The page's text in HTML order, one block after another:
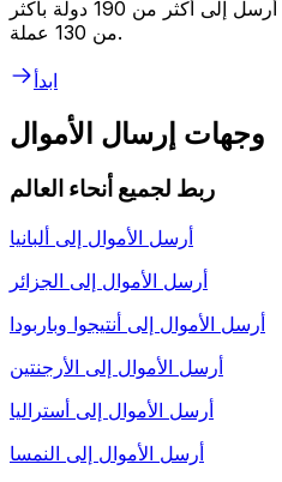
عملية نقل في الوقت الفعلي. أرسل إلى أكثر من 190 دولة بأكثر
من 130 عملة.
ابدأ
وجهات إرسال الأموال
ربط لجميع أنحاء العالم
أرسل الأموال إلى ألبانيا
أرسل الأموال إلى الجزائر
أرسل الأموال إلى أنتيجوا وباربودا
أرسل الأموال إلى الأرجنتين
أرسل الأموال إلى أستراليا
أرسل الأموال إلى النمسا